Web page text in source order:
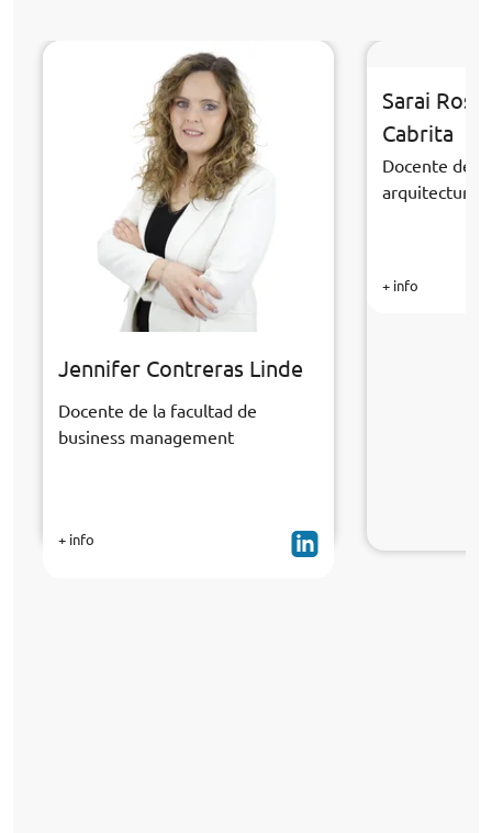
Jennifer Contreras Linde
Docente de la facultad de
business management
+ info
Sarai
Cabrita
Docente de
arquitectura
+ info